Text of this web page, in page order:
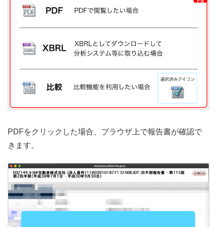
PDFをクリックした場合、ブラウザ上で報告書が確認で
きます。